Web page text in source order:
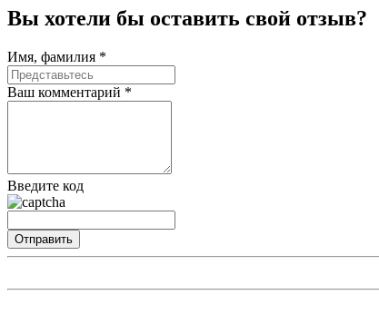
Вы хотели бы оставить свой отзыв?
Имя, фамилия *
Ваш комментарий *
Введите код